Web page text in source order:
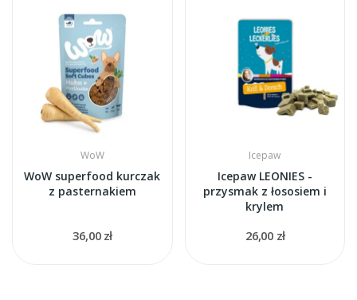
WoW
WoW superfood kurczak
z pasternakiem
36,00 zł
Icepaw
Icepaw LEONIES -
przysmak z łososiem i
krylem
26,00 zł